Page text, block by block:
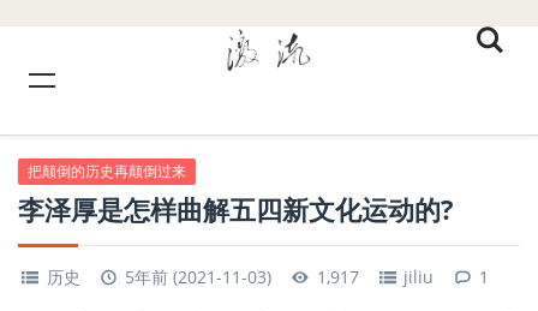
把颠倒的历史再颠倒过来
李泽厚是怎样曲解五四新文化运动的?
历史 5年前 (2021-11-03) 1,917 jiliu 1